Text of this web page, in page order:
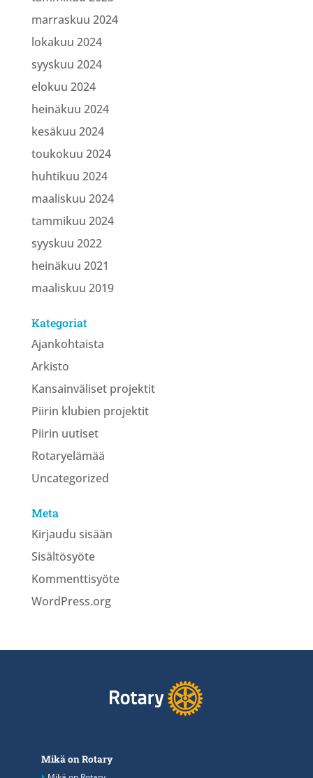
marraskuu 2024
lokakuu 2024
syyskuu 2024
elokuu 2024
heinäkuu 2024
kesäkuu 2024
toukokuu 2024
huhtikuu 2024
maaliskuu 2024
tammikuu 2024
syyskuu 2022
heinäkuu 2021
maaliskuu 2019
Kategoriat
Ajankohtaista
Arkisto
Kansainväliset projektit
Piirin klubien projektit
Piirin uutiset
Rotaryelämää
Uncategorized
Meta
Kirjaudu sisään
Sisältösyöte
Kommenttisyöte
WordPress.org
Mikä on Rotary